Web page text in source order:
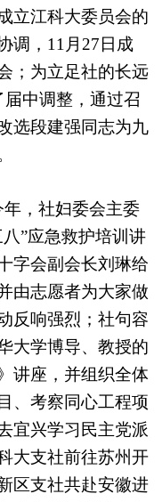
立江科大委员会的
调， 11 月 27 日成
；为立足社的长远
届中调整，通过召
选段建强同志为九
，社妇委会主委
”应急救护培训讲
字会副会长刘琳给
由志愿者为大家做
反响强烈；社句容
大学博导、教授的
讲座，并组织全体
、考察同心工程项
宜兴学习民主党派
大支社前往苏州开
区支社共赴安徽进